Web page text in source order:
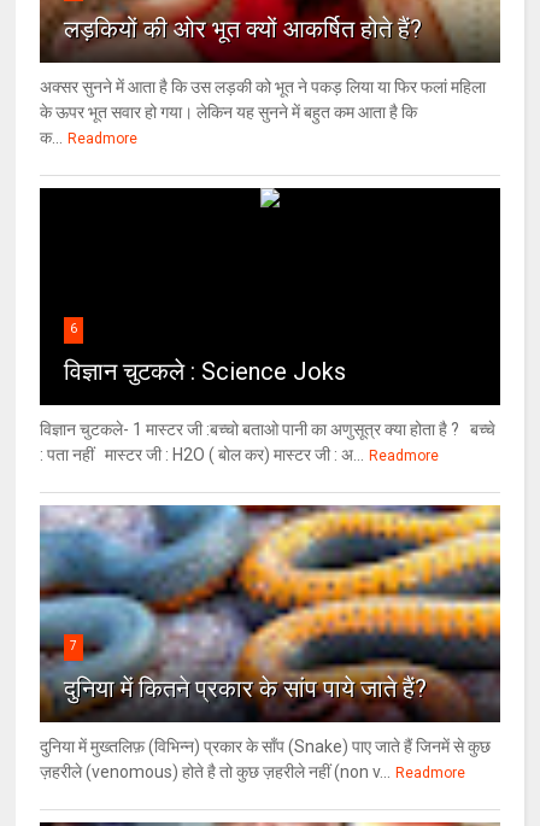
लड़कियों की ओर भूत क्‍यों आकर्षित होते हैं?
अक्सर सुनने में आता है कि उस लड़की को भूत ने पकड़ लिया या फिर फलां महिला
के ऊपर भूत सवार हो गया। लेकिन यह सुनने में बहुत कम आता है कि
क...
Readmore
6
विज्ञान चुटकले : Science Joks
विज्ञान चुटकले- 1 मास्टर जी :बच्चो बताओ पानी का अणुसूत्र क्या होता है ? बच्चे
: पता नहीं मास्टर जी : H2O ( बोल कर) मास्टर जी : अ...
Readmore
7
दुनिया में कितने प्रकार के सांप पाये जाते हैं?
दुनिया में मुख्तलिफ़ (विभिन्न) प्रकार के साँप (Snake) पाए जाते हैं जिनमें से कुछ
ज़हरीले (venomous) होते है तो कुछ ज़हरीले नहीं (non v...
Readmore